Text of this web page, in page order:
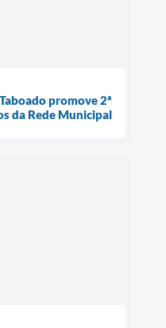
promove 2ª
da Rede Municipal